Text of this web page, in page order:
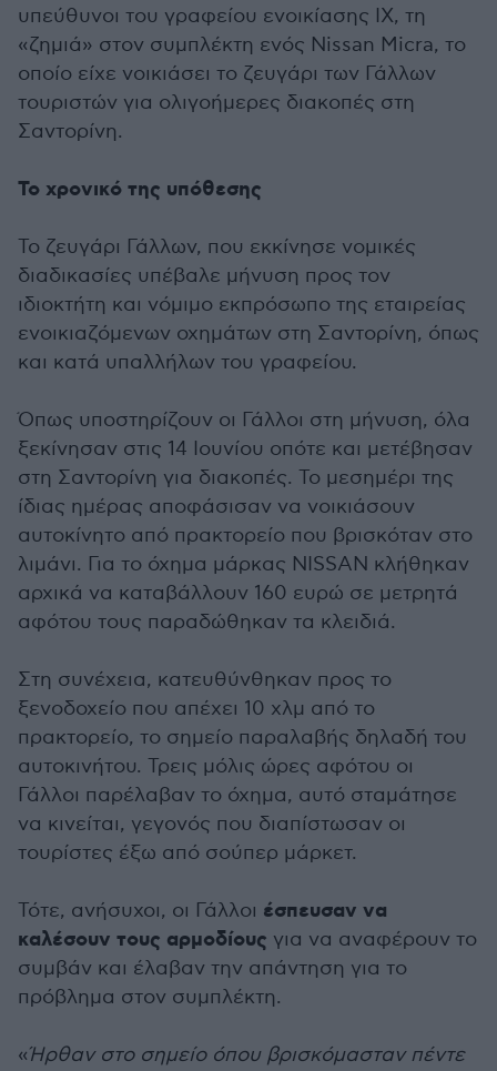
υπεύθυνοι του γραφείου ενοικίασης ΙΧ, τη
«ζημιά» στον συμπλέκτη ενός Nissan Micra, το
οποίο είχε νοικιάσει το ζευγάρι των Γάλλων
τουριστών για ολιγοήμερες διακοπές στη
Σαντορίνη.
Το χρονικό της υπόθεσης
Το ζευγάρι Γάλλων, που εκκίνησε νομικές
διαδικασίες υπέβαλε μήνυση προς τον
ιδιοκτήτη και νόμιμο εκπρόσωπο της εταιρείας
ενοικιαζόμενων οχημάτων στη Σαντορίνη, όπως
και κατά υπαλλήλων του γραφείου.
Όπως υποστηρίζουν οι Γάλλοι στη μήνυση, όλα
ξεκίνησαν στις 14 Ιουνίου οπότε και μετέβησαν
στη Σαντορίνη για διακοπές. Το μεσημέρι της
ίδιας ημέρας αποφάσισαν να νοικιάσουν
αυτοκίνητο από πρακτορείο που βρισκόταν στο
λιμάνι. Για το όχημα μάρκας NISSAN κλήθηκαν
αρχικά να καταβάλλουν 160 ευρώ σε μετρητά
αφότου τους παραδώθηκαν τα κλειδιά.
Στη συνέχεια, κατευθύνθηκαν προς το
ξενοδοχείο που απέχει 10 χλμ από το
πρακτορείο, το σημείο παραλαβής δηλαδή του
αυτοκινήτου. Τρεις μόλις ώρες αφότου οι
Γάλλοι παρέλαβαν το όχημα, αυτό σταμάτησε
να κινείται, γεγονός που διαπίστωσαν οι
τουρίστες έξω από σούπερ μάρκετ.
Τότε, ανήσυχοι, οι Γάλλοι έσπευσαν να
καλέσουν τους αρμοδίους για να αναφέρουν το
συμβάν και έλαβαν την απάντηση για το
πρόβλημα στον συμπλέκτη.
«Ήρθαν στο σημείο όπου βρισκόμασταν πέντε